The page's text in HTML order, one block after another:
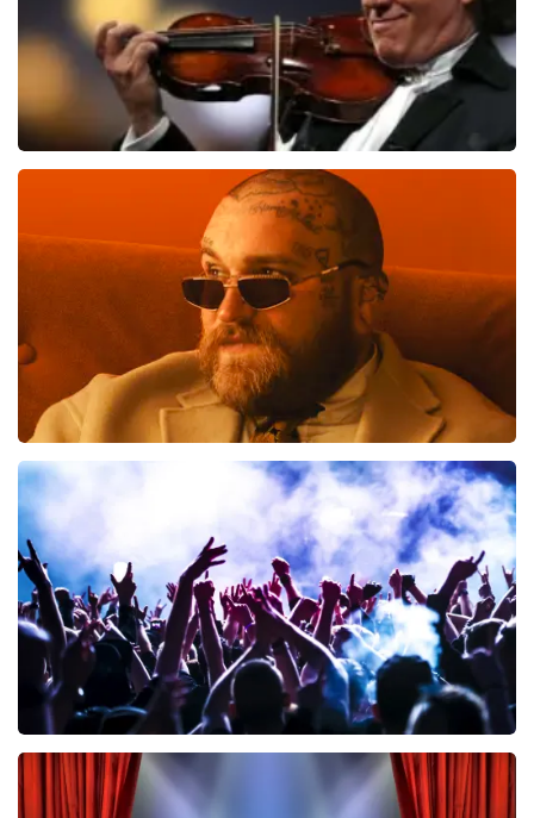
laatste 30 minuten
BESTEL NU
Teddy Swims
BESTEL NU
Megadeth
322 laatste 30 minuten